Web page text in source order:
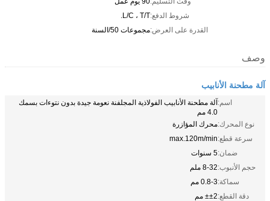
شروط الدفع:L/C ، T/T.
القدرة على العرض:مجموعات 50/السنة
وصف
آلة مطحنة الأنابيب
اسم:آلة مطحنة الأنابيب الفولاذية المجلفنة نعومة جيدة بدون نتوءات بسمك
4.0 مم
نوع المحرك:محرك المؤازرة
سرعة قطع:max.120m/min
ضمان:5 سنوات
حجم الأنبوب:8-32 ملم
سماكة:0.8-3 مم
دقة القطع:±±2 مم